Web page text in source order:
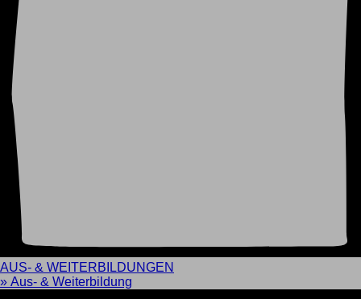
AUS- & WEITERBILDUNGEN
» Aus- & Weiterbildung